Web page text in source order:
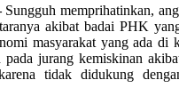
Sungguh memprihatinkan,
akibat badai PHK
masyarakat yang ada di
pada jurang kemiskinan
tidak didukung